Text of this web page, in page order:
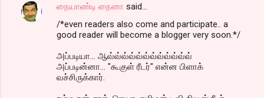
நையாண்டி நைனா said…
/*even readers also come and participate.. a
good reader will become a blogger very soon.*/
அப்படியா... ஆவ்வ்வ்வ்வ்வ்வ்வ்வ்வ்வ்வ்
அப்படின்னா... "கூகுள் ரீடர்" என்ன பிளாக்
வச்சிருக்கார்.